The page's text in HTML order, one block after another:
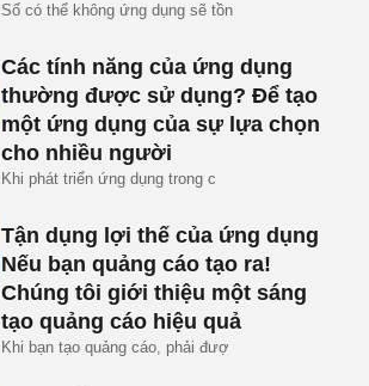
Số có thể không ứng dụng sẽ tồn
Các tính năng của ứng dụng
thường được sử dụng? Để tạo
một ứng dụng của sự lựa chọn
cho nhiều người
Khi phát triển ứng dụng trong c
Tận dụng lợi thế của ứng dụng
Nếu bạn quảng cáo tạo ra!
Chúng tôi giới thiệu một sáng
tạo quảng cáo hiệu quả
Khi bạn tạo quảng cáo, phải đượ